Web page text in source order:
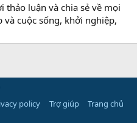
thảo luận và chia sẻ về mọi
cuộc sống, khởi nghiệp,
policy Trợ giúp Trang chủ